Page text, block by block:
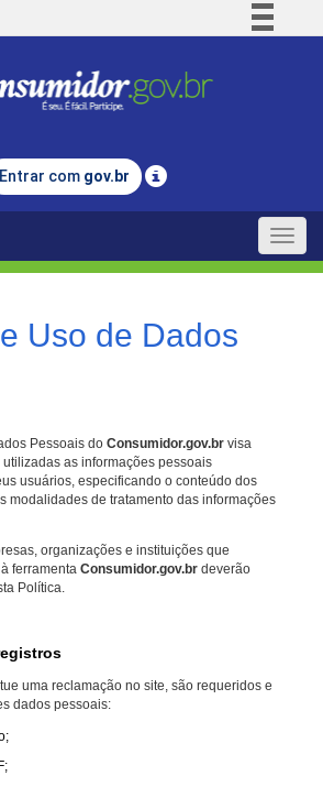
Comunica BR
Legislação
Entrar com gov.br
Toggle
Uso de Dados
Pessoais do Consumidor.gov.br visa
as informações pessoais
usuários, especificando o conteúdo dos
modalidades de tratamento das informações
organizações e instituições que
ferramenta Consumidor.gov.br deverão
Política.
uma reclamação no site, são requeridos e
dados pessoais: